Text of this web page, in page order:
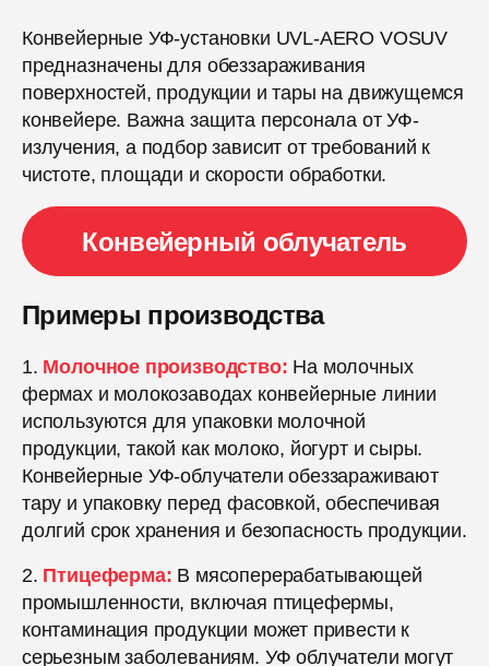
Конвейерные УФ-установки UVL-AERO VOSUV
предназначены для обеззараживания
поверхностей, продукции и тары на движущемся
конвейере. Важна защита персонала от УФ-
излучения, а подбор зависит от требований к
чистоте, площади и скорости обработки.
Конвейерный облучатель
Примеры производства
1. Молочное производство: На молочных
фермах и молокозаводах конвейерные линии
используются для упаковки молочной
продукции, такой как молоко, йогурт и сыры.
Конвейерные УФ-облучатели обеззараживают
тару и упаковку перед фасовкой, обеспечивая
долгий срок хранения и безопасность продукции.
2. Птицеферма: В мясоперерабатывающей
промышленности, включая птицефермы,
контаминация продукции может привести к
серьезным заболеваниям. УФ облучатели могут